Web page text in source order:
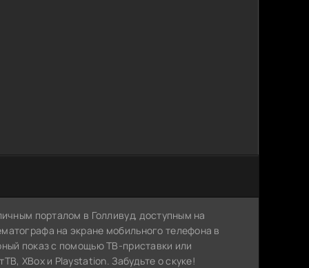
порталом в Голливуд, доступным на
на экране мобильного телефона в
показ с помощью ТВ-приставки или
XBox и Playstation. Забудьте о скуке!